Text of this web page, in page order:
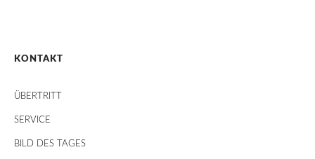
KONTAKT
ÜBERTRITT
SERVICE
BILD DES TAGES